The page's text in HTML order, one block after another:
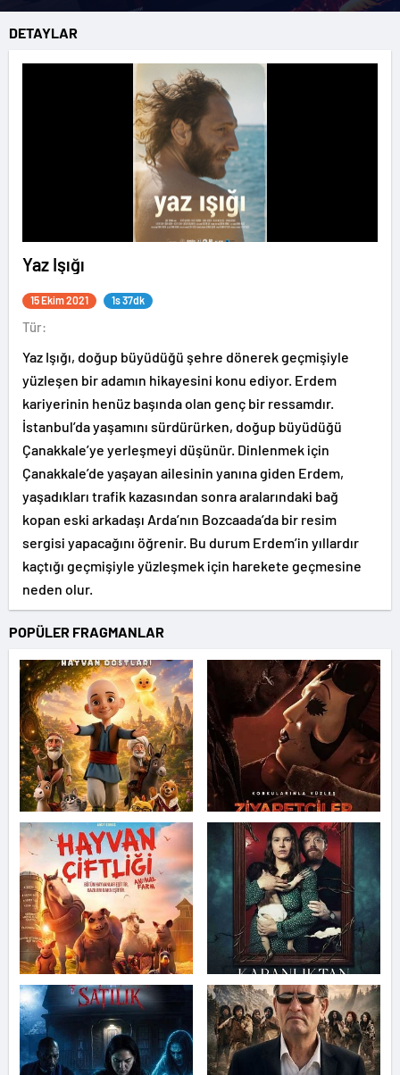
DETAYLAR
Yaz Işığı
15 Ekim 2021 1s 37dk
Tür:
Yaz Işığı, doğup büyüdüğü şehre dönerek geçmişiyle
yüzleşen bir adamın hikayesini konu ediyor. Erdem
kariyerinin henüz başında olan genç bir ressamdır.
İstanbul’da yaşamını sürdürürken, doğup büyüdüğü
Çanakkale’ye yerleşmeyi düşünür. Dinlenmek için
Çanakkale’de yaşayan ailesinin yanına giden Erdem,
yaşadıkları trafik kazasından sonra aralarındaki bağ
kopan eski arkadaşı Arda’nın Bozcaada’da bir resim
sergisi yapacağını öğrenir. Bu durum Erdem’in yıllardır
kaçtığı geçmişiyle yüzleşmek için harekete geçmesine
neden olur.
POPÜLER FRAGMANLAR